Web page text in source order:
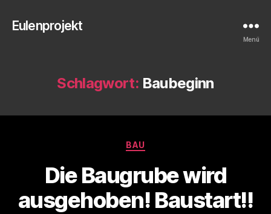
Eulenprojekt
Menü
Schlagwort: Baubeginn
Kategorien
BAU
Die Baugrube wird
ausgehoben! Baustart!!